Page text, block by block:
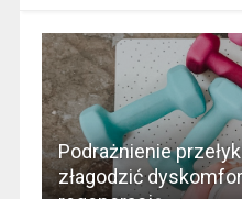
Podrażnienie
złagodzić